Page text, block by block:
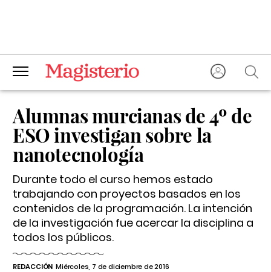
Alumnas murcianas de 4º de
ESO investigan sobre la
nanotecnología
Durante todo el curso hemos estado
trabajando con proyectos basados en los
contenidos de la programación. La intención
de la investigación fue acercar la disciplina a
todos los públicos.
REDACCIÓN Miércoles, 7 de diciembre de 2016